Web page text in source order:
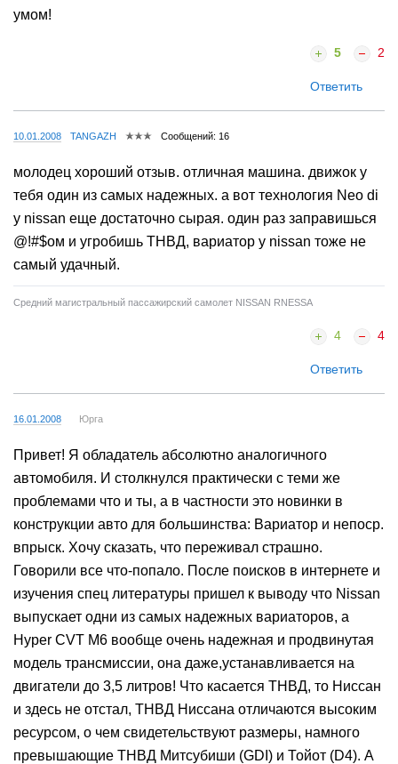
умом!
5 2
Ответить
10.01.2008 TANGAZH Сообщений: 16
молодец хороший отзыв. отличная машина. движок у
тебя один из самых надежных. а вот технология Neo di
у nissan еще достаточно сырая. один раз заправишься
@!#$ом и угробишь ТНВД, вариатор у nissan тоже не
самый удачный.
Средний магистральный пассажирский самолет NISSAN RNESSA
4 4
Ответить
16.01.2008 Юрга
Привет! Я обладатель абсолютно аналогичного
автомобиля. И столкнулся практически с теми же
проблемами что и ты, а в частности это новинки в
конструкции авто для большинства: Вариатор и непоср.
впрыск. Хочу сказать, что переживал страшно.
Говорили все что-попало. После поисков в интернете и
изучения спец литературы пришел к выводу что Nissan
выпускает одни из самых надежных вариаторов, а
Hyper CVT M6 вообще очень надежная и продвинутая
модель трансмиссии, она даже,устанавливается на
двигатели до 3,5 литров! Что касается ТНВД, то Ниссан
и здесь не отстал, ТНВД Ниссана отличаются высоким
ресурсом, о чем свидетельствуют размеры, намного
превышающие ТНВД Митсубиши (GDI) и Тойот (D4). А